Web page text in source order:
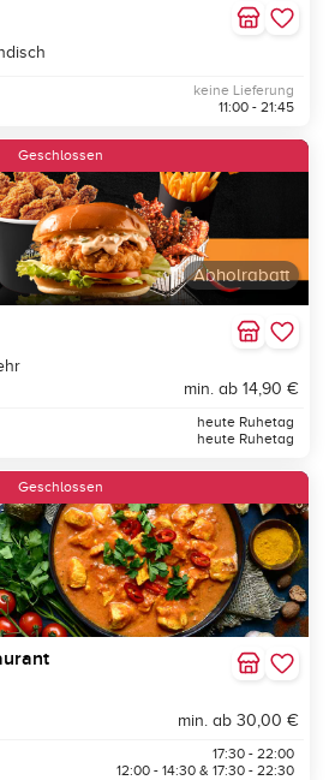
keine Lieferung
11:00 - 21:45
Abholrabatt
Geschlossen
min. ab 14,90 €
heute Ruhetag
heute Ruhetag
Geschlossen
min. ab 30,00 €
17:30 - 22:00
12:00 - 14:30 & 17:30 - 22:30